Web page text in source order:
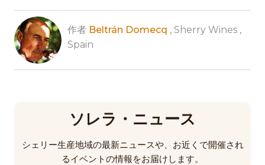
作者 Beltrán Domecq , Sherry Wines ,
Spain
ソレラ・ニュース
シェリー生産地域の最新ニュースや、お近くで開催され
るイベントの情報をお届けします。